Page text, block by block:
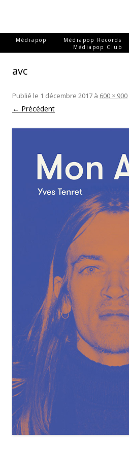
Médiapop Médiapop Records
Médiapop Club
avc
Publié le 1 décembre 2017 à 600 × 900
← Précédent